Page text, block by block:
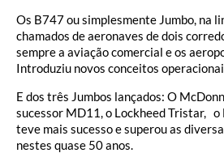
Os B747 ou simplesmente Jumbo, na
chamados de aeronaves de dois
sempre a aviação comercial e os
Introduziu novos conceitos
E dos três Jumbos lançados: O
sucessor MD11, o Lockheed Tristar, o
teve mais sucesso e superou as
nestes quase 50 anos.